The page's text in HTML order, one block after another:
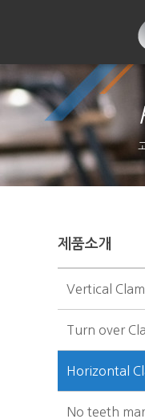
제품소개
Vertical
Turn over
Horizontal
No teeth